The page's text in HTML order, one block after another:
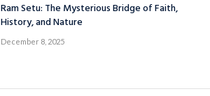
Ram Setu: The Mysterious Bridge of Faith,
History, and Nature
December 8, 2025